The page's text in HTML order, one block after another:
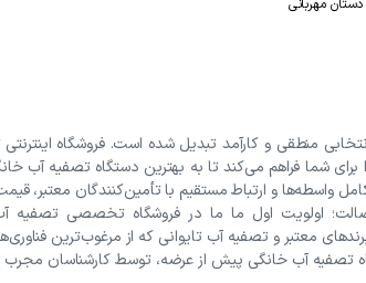
منطقی و کارآمد تبدیل شده است. فروشگاه
شما فراهم می‌کند تا به بهترین دستگاه تصفیه آب
واسطه‌ها و ارتباط مستقیم با تأمین‌کنندگان معتبر،
اولویت اول ما ما در فروشگاه تخصصی تصفیه
معتبر و تصفیه آب تایوانی که از مرغوب‌ترین
تصفیه آب خانگی پیش از عرضه، توسط کارشناسان مجرب